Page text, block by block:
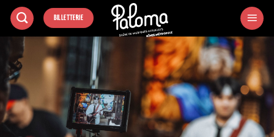
Passer
contenu
BILLETTERIE